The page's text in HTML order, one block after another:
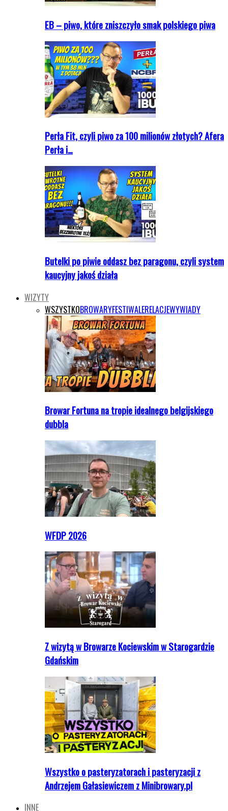
EB – piwo, które zniszczyło smak polskiego piwa
Perła Fit, czyli piwo za 100 milionów złotych? Afera
Perła i…
Butelki po piwie oddasz bez paragonu, czyli system
kaucyjny jakoś działa
WIZYTY
WSZYSTKOBROWARYFESTIWALERELACJEWYWIADY
Browar Fortuna na tropie idealnego belgijskiego
dubbla
WFDP 2026
Z wizytą w Browarze Kociewskim w Starogardzie
Gdańskim
Wszystko o pasteryzatorach i pasteryzacji z
Andrzejem Gałasiewiczem z Minibrowary.pl
INNE